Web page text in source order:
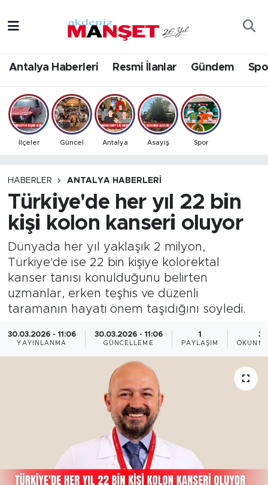
Antalya Haberleri Resmi İlanlar Gündem
İlçeler Güncel Antalya Asayiş Spor
HABERLER ANTALYA HABERLERI
Türkiye'de her yıl 22 bin
kişi kolon kanseri oluyor
Dünyada her yıl yaklaşık 2 milyon,
Türkiye'de ise 22 bin kişiye kolorektal
kanser tanısı konulduğunu belirten
uzmanlar, erken teşhis ve düzenli
taramanın hayati önem taşıdığını söyledi.
30.03.2026 - 11:06
YAYINLANMA
30.03.2026 - 11:06
GÜNCELLEME
1
PAYLAŞIM
3
Bilim & Teknoloji
Eğitim
Ekonomi
Gündem
İlçeler
Kültür- Sanat
Magazin
Turizm
Antalya Hava Durumu
Antalya Namaz Vakitleri
Antalya Trafik Yoğunluk Haritası
Tüm Manşetler
Son Dakika Haberleri
Haber Arşivi